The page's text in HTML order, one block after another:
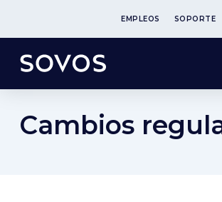
EMPLEOS SOPORTE
Cambios